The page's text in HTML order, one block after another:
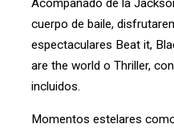
Acompañado de la
cuerpo de baile,
espectaculares Beat it,
are the world o Thriller,
incluidos.
Momentos estelares